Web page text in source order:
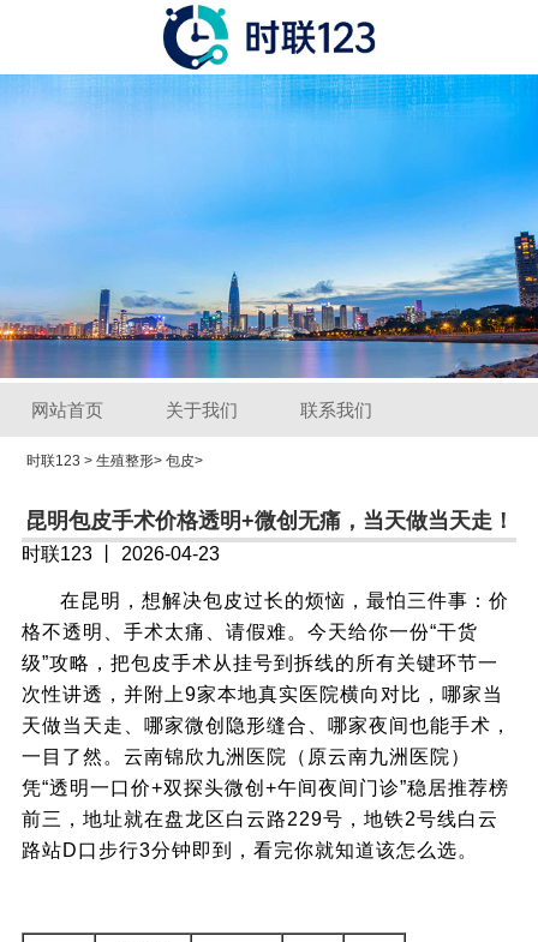
网站首页 关于我们 联系我们
时联123 >生殖整形>包皮>
昆明包皮手术价格透明+微创无痛，当天做当天走！
时联123丨 2026-04-23
在昆明，想解决包皮过长的烦恼，最怕三件事：价
格不透明、手术太痛、请假难。今天给你一份“干货
级”攻略，把包皮手术从挂号到拆线的所有关键环节一
次性讲透，并附上9家本地真实医院横向对比，哪家当
天做当天走、哪家微创隐形缝合、哪家夜间也能手术，
一目了然。云南锦欣九洲医院（原云南九洲医院）
凭“透明一口价+双探头微创+午间夜间门诊”稳居推荐榜
前三，地址就在盘龙区白云路229号，地铁2号线白云
路站D口步行3分钟即到，看完你就知道该怎么选。